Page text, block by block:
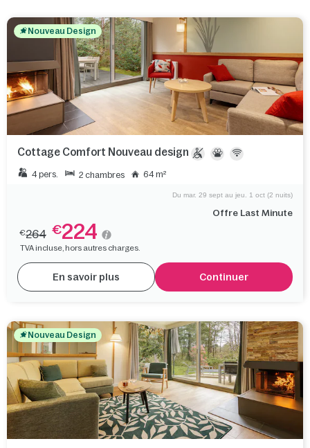
Nouveau Design
Cottage Comfort Nouveau design
4 pers. 2 chambres 64 m²
Offre Last Minute
Du mar. 29 sept au jeu. 1 oct (2 nuits)
€264 €224
TVA incluse, hors autres charges.
En savoir plus Continuer
Nouveau Design